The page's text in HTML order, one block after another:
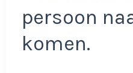
persoon
komen.